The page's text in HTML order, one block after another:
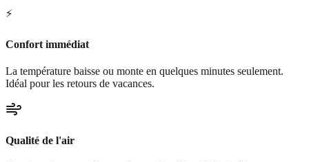
⚡
Confort immédiat
La température baisse ou monte en quelques minutes seulement.
Idéal pour les retours de vacances.
Qualité de l'air